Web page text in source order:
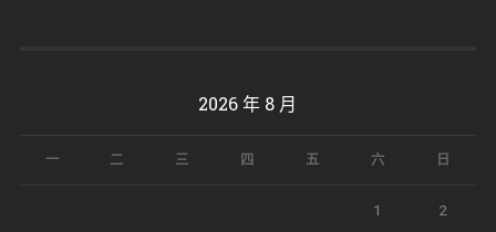
2026 年 8 月
一 二 三 四 五 六 日
1 2